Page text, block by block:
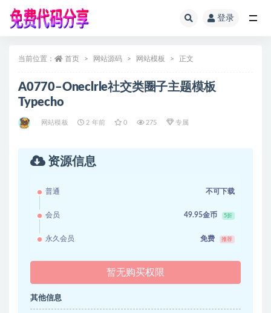
登录
当前位置： 首页 网站源码 网站模板 正文
A0770–Oneclrle社交类圈子主题模板
Typecho
网站模板 2 年前 0 275 专属
资源信息
普通 不可下载
会员 49.95金币 5折
永久会员 免费 推荐
暂无购买权限
其他信息